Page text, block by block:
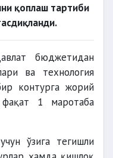
қоплаш тартиби
бюджетидан
ва технология
контурга жорий
фақат 1 маротаба
ўзига тегишли